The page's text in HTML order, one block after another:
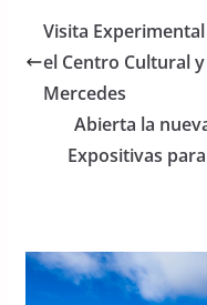
e
b
o
o
k
er s
A
p
Visita
el Centro Cultural
Mercedes
Abierta la
Expositivas